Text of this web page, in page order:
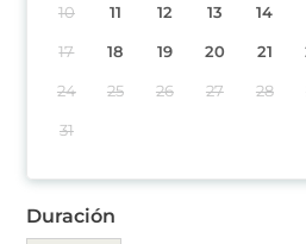
10 11 12 13 14
17 18 19 20 21
24 25 26 27 28
31
Duración